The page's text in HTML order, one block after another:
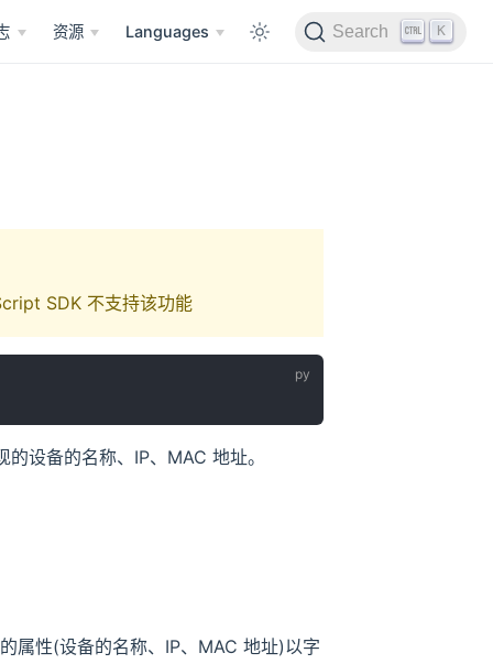
资源 Languages Search K
SDK 不支持该功能
设备的名称、IP、MAC 地址。
属性(设备的名称、IP、MAC 地址)以字